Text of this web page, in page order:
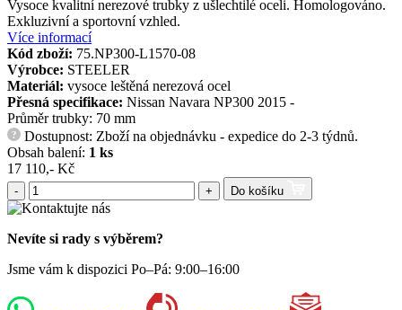
Vysoce kvalitní nerezové trubky z ušlechtilé oceli. Homologováno.
Exkluzivní a sportovní vzhled.
Více informací
Kód zboží: 75.NP300-L1570-08
Výrobce: STEELER
Materiál: vysoce leštěná nerezová ocel
Přesná specifikace: Nissan Navara NP300 2015 -
Průměr trubky: 70 mm
?
Dostupnost: Zboží na objednávku - expedice do 2-3 týdnů.
Obsah balení: 1 ks
17 110,- Kč
- + Do košíku
Nevíte si rady s výběrem?
Jsme vám k dispozici Po–Pá: 9:00–16:00